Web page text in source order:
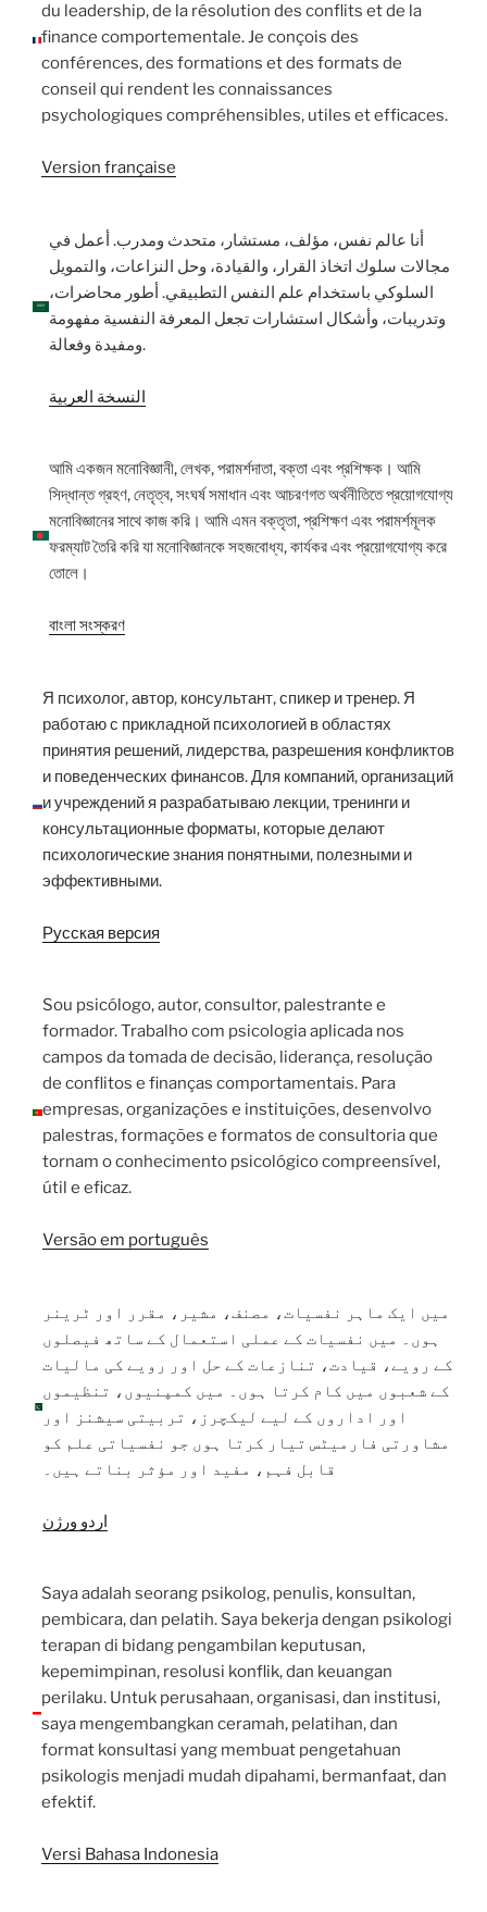
du leadership, de la résolution des conflits et de la
finance comportementale. Je conçois des
conférences, des formations et des formats de
conseil qui rendent les connaissances
psychologiques compréhensibles, utiles et efficaces.
Version française
أنا عالم نفس، مؤلف، مستشار، متحدث ومدرب. أعمل في
مجالات سلوك اتخاذ القرار، والقيادة، وحل النزاعات، والتمويل
السلوكي باستخدام علم النفس التطبيقي. أطور محاضرات،
وتدريبات، وأشكال استشارات تجعل المعرفة النفسية مفهومة
ومفيدة وفعالة.
النسخة العربية
আমি একজন মনোবিজ্ঞানী, লেখক, পরামর্শদাতা, বক্তা এবং প্রশিক্ষক। আমি
সিদ্ধান্ত গ্রহণ, নেতৃত্ব, সংঘর্ষ সমাধান এবং আচরণগত অর্থনীতিতে প্রয়োগযোগ্য
মনোবিজ্ঞানের সাথে কাজ করি। আমি এমন বক্তৃতা, প্রশিক্ষণ এবং পরামর্শমূলক
ফরম্যাট তৈরি করি যা মনোবিজ্ঞানকে সহজবোধ্য, কার্যকর এবং প্রয়োগযোগ্য করে
তোলে।
বাংলা সংস্করণ
Я психолог, автор, консультант, спикер и тренер. Я
работаю с прикладной психологией в областях
принятия решений, лидерства, разрешения конфликтов
и поведенческих финансов. Для компаний, организаций
и учреждений я разрабатываю лекции, тренинги и
консультационные форматы, которые делают
психологические знания понятными, полезными и
эффективными.
Русская версия
Sou psicólogo, autor, consultor, palestrante e
formador. Trabalho com psicologia aplicada nos
campos da tomada de decisão, liderança, resolução
de conflitos e finanças comportamentais. Para
empresas, organizações e instituições, desenvolvo
palestras, formações e formatos de consultoria que
tornam o conhecimento psicológico compreensível,
útil e eficaz.
Versão em português
میں ایک ماہر نفسیات، مصنف، مشیر، مقرر اور ٹرینر
ہوں۔ میں نفسیات کے عملی استعمال کے ساتھ فیصلوں
کے رویے، قیادت، تنازعات کے حل اور رویے کی مالیات
کے شعبوں میں کام کرتا ہوں۔ میں کمپنیوں، تنظیموں
اور اداروں کے لیے لیکچرز، تربیتی سیشنز اور
مشاورتی فارمیٹس تیار کرتا ہوں جو نفسیاتی علم کو
قابل فہم، مفید اور مؤثر بناتے ہیں۔
اردو ورژن
Saya adalah seorang psikolog, penulis, konsultan,
pembicara, dan pelatih. Saya bekerja dengan psikologi
terapan di bidang pengambilan keputusan,
kepemimpinan, resolusi konflik, dan keuangan
perilaku. Untuk perusahaan, organisasi, dan institusi,
saya mengembangkan ceramah, pelatihan, dan
format konsultasi yang membuat pengetahuan
psikologis menjadi mudah dipahami, bermanfaat, dan
efektif.
Versi Bahasa Indonesia